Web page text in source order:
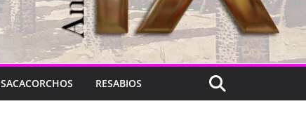
SACACORCHOS RESABIOS